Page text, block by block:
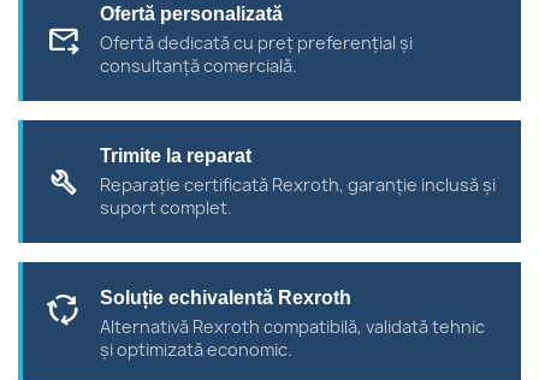
forward_to_inbox
Ofertă personalizată
Ofertă dedicată cu preț preferențial și
consultanță comercială.
build
Trimite la reparat
Reparație certificată Rexroth, garanție inclusă și
suport complet.
cycle Soluție echivalentă Rexroth
Alternativă Rexroth compatibilă, validată tehnic
și optimizată economic.